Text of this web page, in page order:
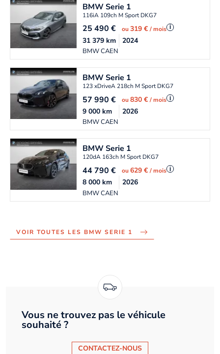
BMWSerie 1
116iA 109ch M Sport DKG7
25 490€ ou319 €/ mois i
BMW CAEN
31 379km 2024
BMWSerie 1
123 xDriveA 218ch M Sport DKG7
57 990€ ou830 €/ mois i
BMW CAEN
9 000km 2026
BMWSerie 1
120dA 163ch M Sport DKG7
44 790€ ou629 €/ mois i
BMW CAEN
8 000km 2026
VOIR TOUTES LES BMW SERIE 1
Vous ne trouvez pas le véhicule
souhaité ?
CONTACTEZ-NOUS